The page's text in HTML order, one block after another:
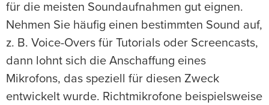
für die meisten Soundaufnahmen gut eignen.
Nehmen Sie häufig einen bestimmten Sound auf,
z. B. Voice-Overs für Tutorials oder Screencasts,
dann lohnt sich die Anschaffung eines
Mikrofons, das speziell für diesen Zweck
entwickelt wurde. Richtmikrofone beispielsweise